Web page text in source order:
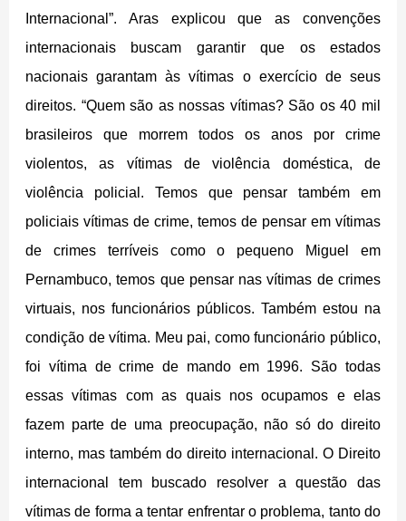
Internacional”. Aras explicou que as convenções
internacionais buscam garantir que os estados
nacionais garantam às vítimas o exercício de seus
direitos. “Quem são as nossas vítimas? São os 40 mil
brasileiros que morrem todos os anos por crime
violentos, as vítimas de violência doméstica, de
violência policial. Temos que pensar também em
policiais vítimas de crime, temos de pensar em vítimas
de crimes terríveis como o pequeno Miguel em
Pernambuco, temos que pensar nas vítimas de crimes
virtuais, nos funcionários públicos. Também estou na
condição de vítima. Meu pai, como funcionário público,
foi vítima de crime de mando em 1996. São todas
essas vítimas com as quais nos ocupamos e elas
fazem parte de uma preocupação, não só do direito
interno, mas também do direito internacional. O Direito
internacional tem buscado resolver a questão das
vítimas de forma a tentar enfrentar o problema, tanto do